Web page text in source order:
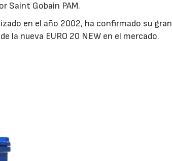
Saint Gobain PAM.
en el año 2002, ha confirmado su gran
la nueva EURO 20 NEW en el mercado.